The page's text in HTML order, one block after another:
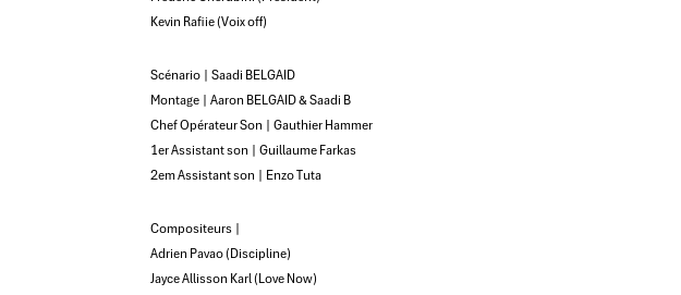
Kevin Rafiie (Voix off)
Scénario | Saadi BELGAID
Montage | Aaron BELGAID & Saadi B
Chef Opérateur Son | Gauthier Hammer
1er Assistant son | Guillaume Farkas
2em Assistant son | Enzo Tuta
Compositeurs |
Adrien Pavao (Discipline)
Jayce Allisson Karl (Love Now)